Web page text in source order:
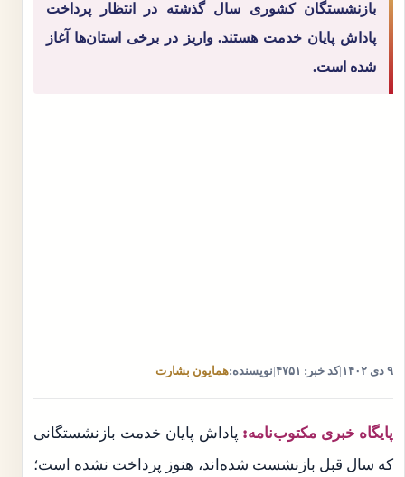
بازنشستگان کشوری سال گذشته در انتظار پرداخت
پاداش پایان خدمت هستند. واریز در برخی استان‌ها آغاز
شده است.
۹ دی ۱۴۰۲ |کد خبر: ۴۷۵۱ نویسنده:همایون بشارت
پایگاه خبری مکتوب‌نامه: پاداش پایان خدمت بازنشستگانی
که سال قبل بازنشست شده‌اند، هنوز پرداخت نشده است؛